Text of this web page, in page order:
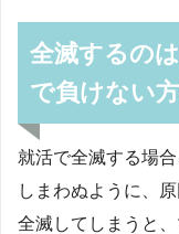
全滅するの
で負けない
就活で全滅する場
しまわぬように、
全滅してしまうと